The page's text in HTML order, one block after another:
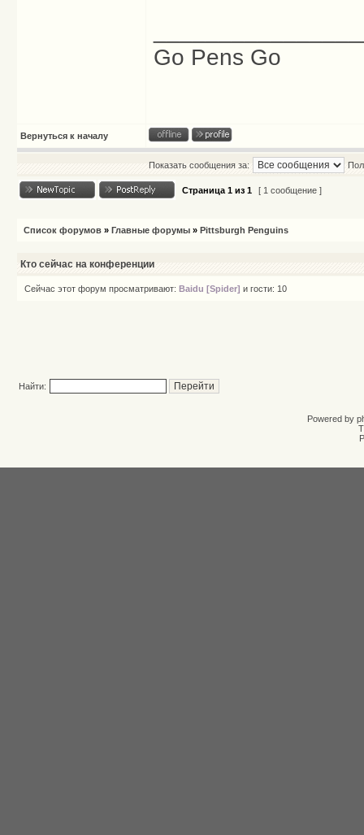
Go Pens Go
Вернуться к началу
Показать сообщения за:
Страница 1 из 1 [ 1 сообщение ]
Список форумов » Главные форумы » Pittsburgh Penguins
Кто сейчас на конференции
Сейчас этот форум просматривают: Baidu [Spider] и гости: 10
Найти:
Powered by